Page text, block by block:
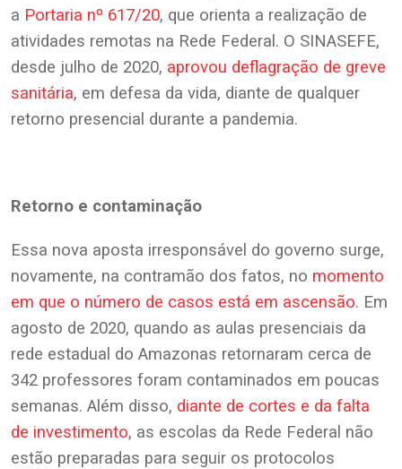
a Portaria nº 617/20, que orienta a realização de
atividades remotas na Rede Federal. O SINASEFE,
desde julho de 2020, aprovou deflagração de greve
sanitária, em defesa da vida, diante de qualquer
retorno presencial durante a pandemia.
Retorno e contaminação
Essa nova aposta irresponsável do governo surge,
novamente, na contramão dos fatos, no momento
em que o número de casos está em ascensão. Em
agosto de 2020, quando as aulas presenciais da
rede estadual do Amazonas retornaram cerca de
342 professores foram contaminados em poucas
semanas. Além disso, diante de cortes e da falta
de investimento, as escolas da Rede Federal não
estão preparadas para seguir os protocolos